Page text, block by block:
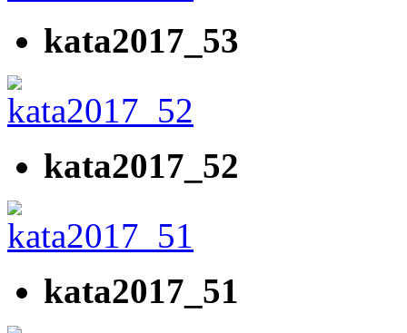
kata2017_53
kata2017_52
kata2017_51